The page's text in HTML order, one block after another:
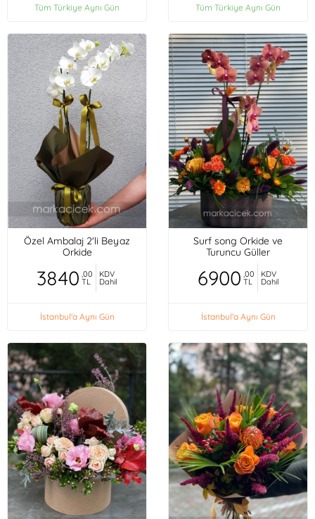
Tüm Türkiye Aynı Gün Tüm Türkiye Aynı Gün
Özel Ambalaj 2'li Beyaz
Orkide
3840 ,00
TL
KDV
Dahil
İstanbul'a Aynı Gün
Surf song Orkide ve
Turuncu Güller
6900 ,00
TL
KDV
Dahil
İstanbul'a Aynı Gün